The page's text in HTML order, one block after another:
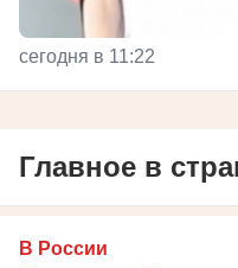
сегодня в 11:22
Главное в
В России